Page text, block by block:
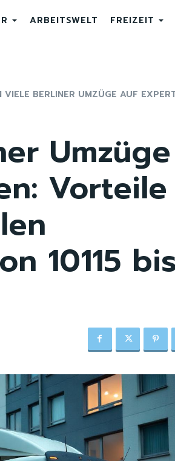
ARBEITSWELT FREIZEIT
VIELE BERLINER UMZÜGE AUF
Umzüge
Vorteile
10115 bis